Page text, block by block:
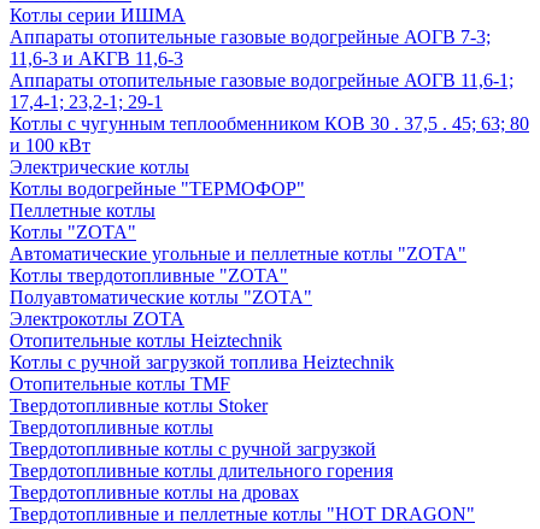
Котлы серии ИШМА
Аппараты отопительные газовые водогрейные АОГВ 7-3;
11,6-3 и АКГВ 11,6-3
Аппараты отопительные газовые водогрейные АОГВ 11,6-1;
17,4-1; 23,2-1; 29-1
Котлы с чугунным теплообменником КОВ 30 . 37,5 . 45; 63; 80
и 100 кВт
Электрические котлы
Котлы водогрейные "ТЕРМОФОР"
Пеллетные котлы
Котлы "ZOTA"
Автоматические угольные и пеллетные котлы "ZOTA"
Котлы твердотопливные "ZOTA"
Полуавтоматические котлы "ZOTA"
Электрокотлы ZOTA
Отопительные котлы Heiztechnik
Котлы с ручной загрузкой топлива Heiztechnik
Отопительные котлы TMF
Твердотопливные котлы Stoker
Твердотопливные котлы
Твердотопливные котлы с ручной загрузкой
Твердотопливные котлы длительного горения
Твердотопливные котлы на дровах
Твердотопливные и пеллетные котлы "HOT DRAGON"